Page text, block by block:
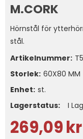
M.CORK
Hörnstål för
stål.
Artikelnummer:
Storlek 60X80 MM
Enhet: st.
Lagerstatus:
I
269,09kr